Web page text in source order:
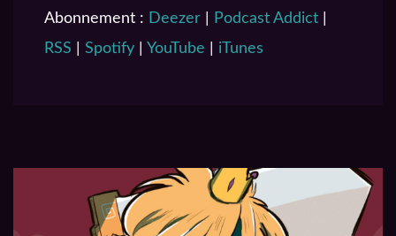
RSS FEED
Abonnement : Deezer Podcast Addict
RSS
Spotify YouTube iTunes